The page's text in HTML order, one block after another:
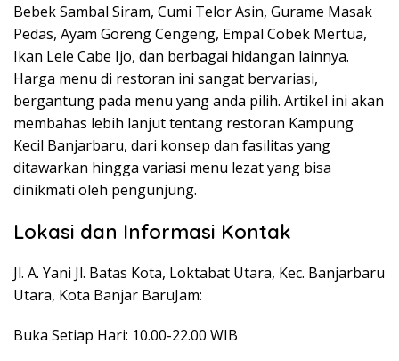
Bebek Sambal Siram, Cumi Telor Asin, Gurame Masak
Pedas, Ayam Goreng Cengeng, Empal Cobek Mertua,
Ikan Lele Cabe Ijo, dan berbagai hidangan lainnya.
Harga menu di restoran ini sangat bervariasi,
bergantung pada menu yang anda pilih. Artikel ini akan
membahas lebih lanjut tentang restoran Kampung
Kecil Banjarbaru, dari konsep dan fasilitas yang
ditawarkan hingga variasi menu lezat yang bisa
dinikmati oleh pengunjung.
Lokasi dan Informasi Kontak
Jl. A. Yani Jl. Batas Kota, Loktabat Utara, Kec. Banjarbaru
Utara, Kota Banjar BaruJam:
Buka Setiap Hari: 10.00-22.00 WIB